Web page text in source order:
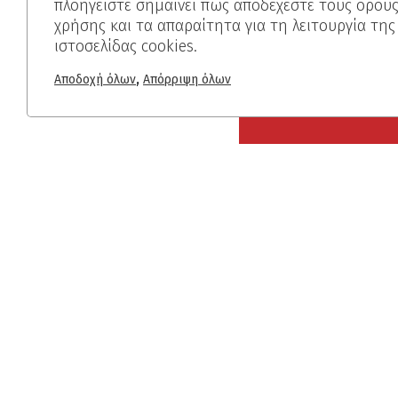
πλοηγείστε σημαίνει πως αποδέχεστε τους όρους
χρήσης και τα απαραίτητα για τη λειτουργία της
ιστοσελίδας cookies.
Αποδοχή όλων, Απόρριψη όλων